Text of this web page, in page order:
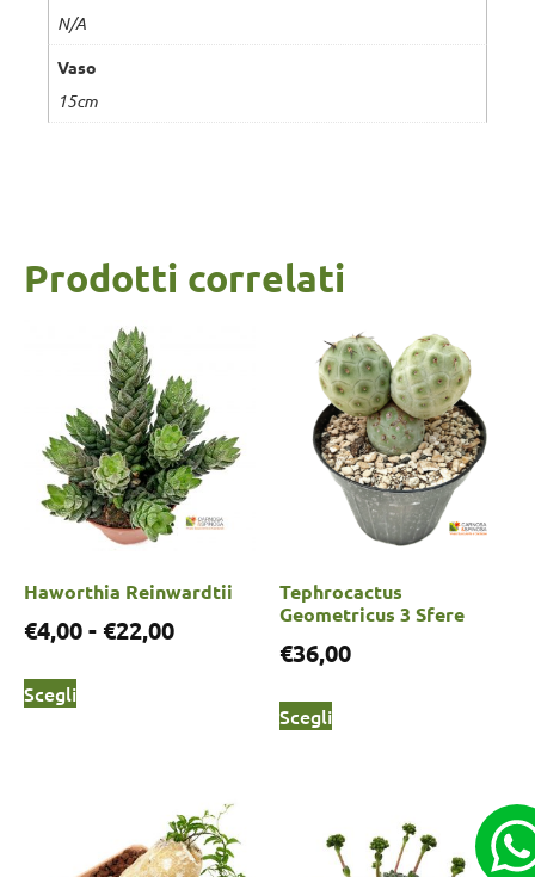
N/A
Vaso
15cm
Prodotti correlati
Haworthia Reinwardtii
€4,00- €22,00
Scegli
Tephrocactus
Geometricus 3 Sfere
€36,00
Scegli